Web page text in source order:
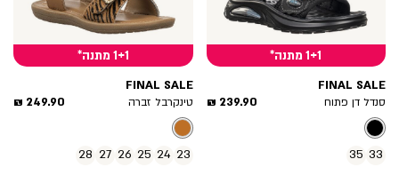
1+1 מתנה*
FINAL SALE
סנדל דן פתוח
מחיר
239.90 ₪
33
35
1+1 מתנה*
FINAL SALE
טינקרבל זברה
מחיר
249.90 ₪
23
24
25
26
27
28